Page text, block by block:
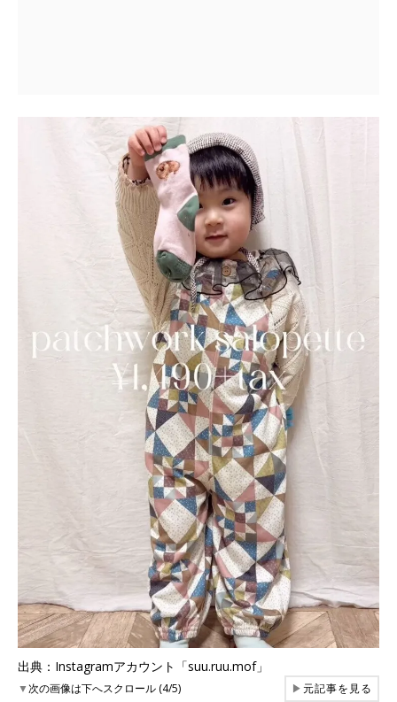
出典：Instagramアカウント「suu.ruu.mof」
▼次の画像は下へスクロール (4/5) ▶元記事を見る